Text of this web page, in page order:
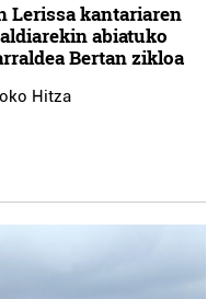
Lerissa kantariaren
abiatuko
Bertan zikloa
Hitza